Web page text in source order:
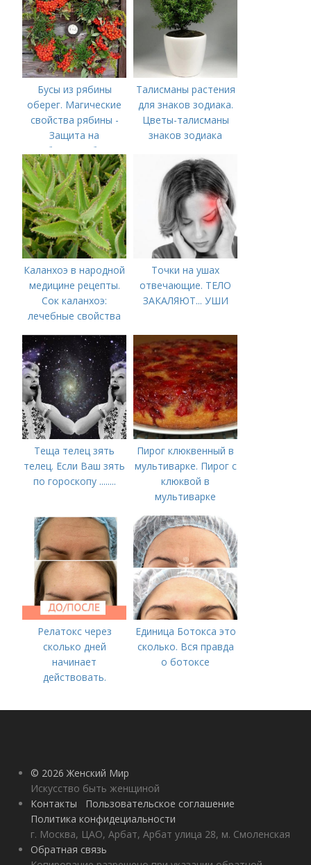
Бусы из рябины
оберег. Магические
свойства рябины -
Защита на
рябиновые бусы
Талисманы растения
для знаков зодиака.
Цветы-талисманы
знаков зодиака
Каланхоэ в народной
медицине рецепты.
Сок каланхоэ:
лечебные свойства
Точки на ушах
отвечающие. ТЕЛО
ЗАКАЛЯЮТ... УШИ
Теща телец зять
телец. Если Ваш зять
по гороскопу ........
Пирог клюквенный в
мультиварке. Пирог с
клюквой в
мультиварке
Релатокс через
сколько дней
начинает
действовать.
«Ботоксом»
Единица Ботокса это
сколько. Вся правда
о ботоксе
© 2026 Женский Мир
Искусство быть женщиной
Контакты
Пользовательское соглашение
Политика конфидециальности
г. Москва, ЦАО, Арбат, Арбат улица 28, м. Смоленская
Обратная связь